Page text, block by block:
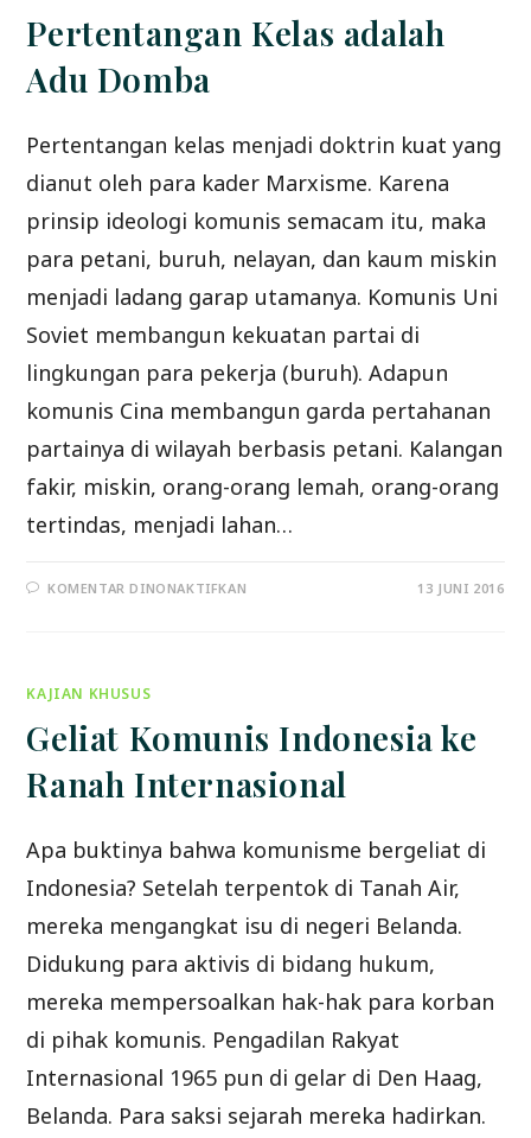
26/02/17
Pertentangan Kelas adalah
Adu Domba
Pertentangan kelas menjadi doktrin kuat yang
dianut oleh para kader Marxisme. Karena
prinsip ideologi komunis semacam itu, maka
para petani, buruh, nelayan, dan kaum miskin
menjadi ladang garap utamanya. Komunis Uni
Soviet membangun kekuatan partai di
lingkungan para pekerja (buruh). Adapun
komunis Cina membangun garda pertahanan
partainya di wilayah berbasis petani. Kalangan
fakir, miskin, orang-orang lemah, orang-orang
tertindas, menjadi lahan…
KOMENTAR DINONAKTIFKAN 13 JUNI 2016
KAJIAN KHUSUS
Geliat Komunis Indonesia ke
Ranah Internasional
Apa buktinya bahwa komunisme bergeliat di
Indonesia? Setelah terpentok di Tanah Air,
mereka mengangkat isu di negeri Belanda.
Didukung para aktivis di bidang hukum,
mereka mempersoalkan hak-hak para korban
di pihak komunis. Pengadilan Rakyat
Internasional 1965 pun di gelar di Den Haag,
Belanda. Para saksi sejarah mereka hadirkan.